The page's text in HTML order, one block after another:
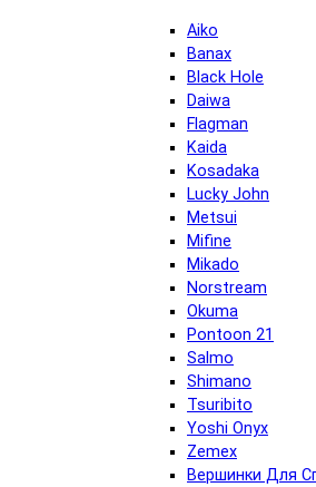
Aiko
Banax
Black Hole
Daiwa
Flagman
Kaida
Kosadaka
Lucky John
Metsui
Mifine
Mikado
Norstream
Okuma
Pontoon 21
Salmo
Shimano
Tsuribito
Yoshi Onyx
Zemex
Вершинки Для